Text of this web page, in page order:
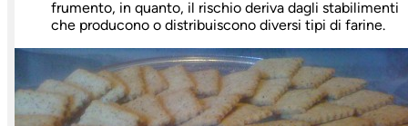
frumento, in quanto, il rischio deriva dagli stabilimenti
che producono o distribuiscono diversi tipi di farine.